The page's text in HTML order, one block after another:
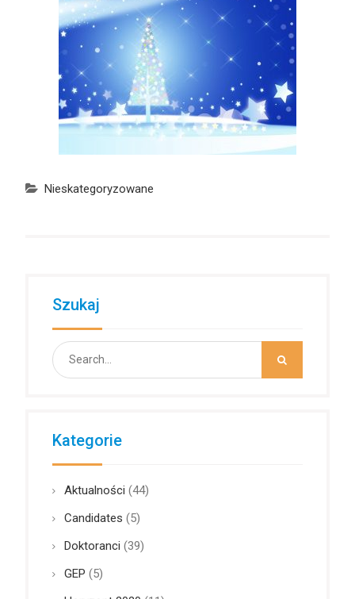
Nieskategoryzowane
Szukaj
Search
for:
Kategorie
Aktualności (44)
Candidates (5)
Doktoranci (39)
GEP (5)